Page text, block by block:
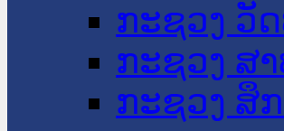
ກະຊວງ ວັ
ກະຊວງ ສ
ກະຊວງ ສຶ